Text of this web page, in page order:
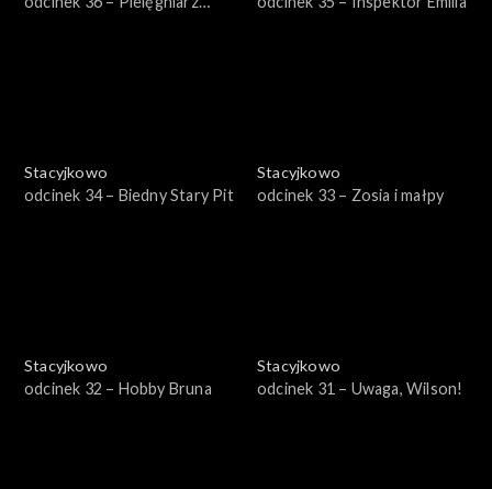
Stacyjkowo
odcinek 34 – Biedny Stary Pit
Stacyjkowo
odcinek 33 – Zosia i małpy
Stacyjkowo
odcinek 32 – Hobby Bruna
Stacyjkowo
odcinek 31 – Uwaga, Wilson!